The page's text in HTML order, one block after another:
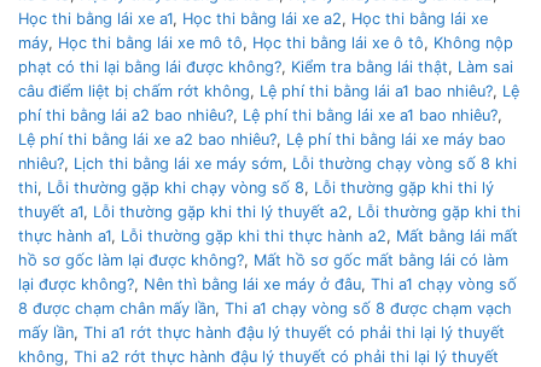
Học thi bằng lái xe a1, Học thi bằng lái xe a2, Học thi bằng lái xe
máy, Học thi bằng lái xe mô tô, Học thi bằng lái xe ô tô, Không nộp
phạt có thi lại bằng lái được không?, Kiểm tra bằng lái thật, Làm sai
câu điểm liệt bị chấm rớt không, Lệ phí thi bằng lái a1 bao nhiêu?, Lệ
phí thi bằng lái a2 bao nhiêu?, Lệ phí thi bằng lái xe a1 bao nhiêu?,
Lệ phí thi bằng lái xe a2 bao nhiêu?, Lệ phí thi bằng lái xe máy bao
nhiêu?, Lịch thi bằng lái xe máy sớm, Lỗi thường chạy vòng số 8 khi
thi, Lỗi thường gặp khi chạy vòng số 8, Lỗi thường gặp khi thi lý
thuyết a1, Lỗi thường gặp khi thi lý thuyết a2, Lỗi thường gặp khi thi
thực hành a1, Lỗi thường gặp khi thi thực hành a2, Mất bằng lái mất
hồ sơ gốc làm lại được không?, Mất hồ sơ gốc mất bằng lái có làm
lại được không?, Nên thì bằng lái xe máy ở đâu, Thi a1 chạy vòng số
8 được chạm chân mấy lần, Thi a1 chạy vòng số 8 được chạm vạch
mấy lần, Thi a1 rớt thực hành đậu lý thuyết có phải thi lại lý thuyết
không, Thi a2 rớt thực hành đậu lý thuyết có phải thi lại lý thuyết